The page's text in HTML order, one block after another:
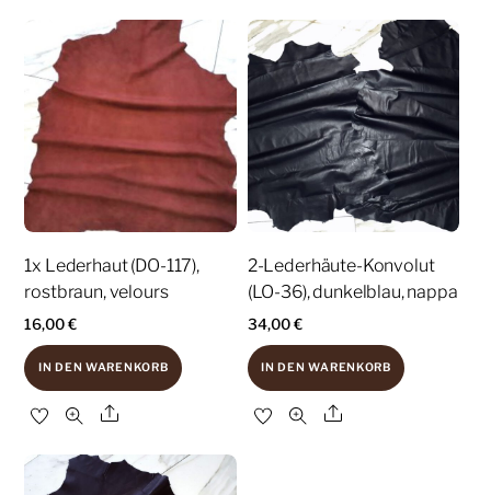
1x Lederhaut (DO-117),
rostbraun, velours
16,00€
IN DEN WARENKORB
Share
2-Lederhäute-Konvolut
(LO-36), dunkelblau, nappa
34,00€
IN DEN WARENKORB
Share